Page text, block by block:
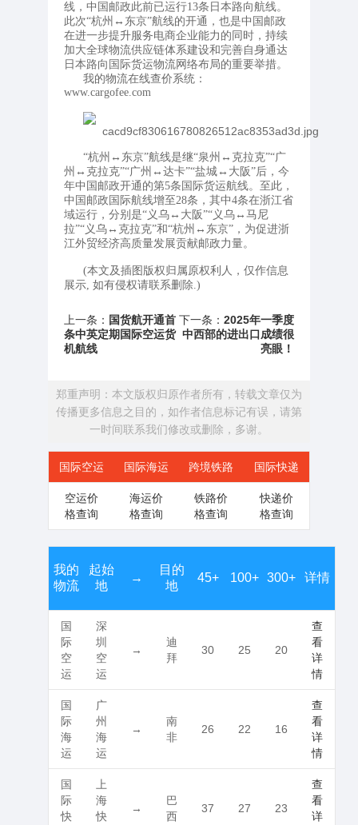
线，中国邮政此前已运行13条日本路向航线。
此次“杭州↔东京”航线的开通，也是中国邮政
在进一步提升服务电商企业能力的同时，持续
加大全球物流供应链体系建设和完善自身通达
日本路向国际货运物流网络布局的重要举措。
我的物流在线查价系统：
www.cargofee.com
“杭州↔东京”航线是继“泉州↔克拉克”“广
州↔克拉克”“广州↔达卡”“盐城↔大阪”后，今
年中国邮政开通的第5条国际货运航线。至此，
中国邮政国际航线增至28条，其中4条在浙江省
域运行，分别是“义乌↔大阪”“义乌↔马尼
拉”“义乌↔克拉克”和“杭州↔东京”，为促进浙
江外贸经济高质量发展贡献邮政力量。
(本文及插图版权归属原权利人，仅作信息
展示, 如有侵权请联系删除.)
上一条： 国货航开通首
条中英定期国际空运货
机航线
下一条： 2025年一季度
中西部的进出口成绩很
亮眼！
郑重声明：本文版权归原作者所有，转载文章仅为
传播更多信息之目的，如作者信息标记有误，请第
一时间联系我们修改或删除，多谢。
国际空运 国际海运 跨境铁路 国际快递
空运价
格查询
海运价
格查询
铁路价
格查询
快递价
格查询
我的
物流
起始
地
→
目的
地
45+ 100+ 300+ 详情
国
际
空
运
深
圳
空
运
→
迪
拜
30 25 20
查
看
详
情
国
际
海
运
广
州
海
运
→
南
非
26 22 16
查
看
详
情
国
际
快
上
海
快
→
巴
西
37 27 23
查
看
详